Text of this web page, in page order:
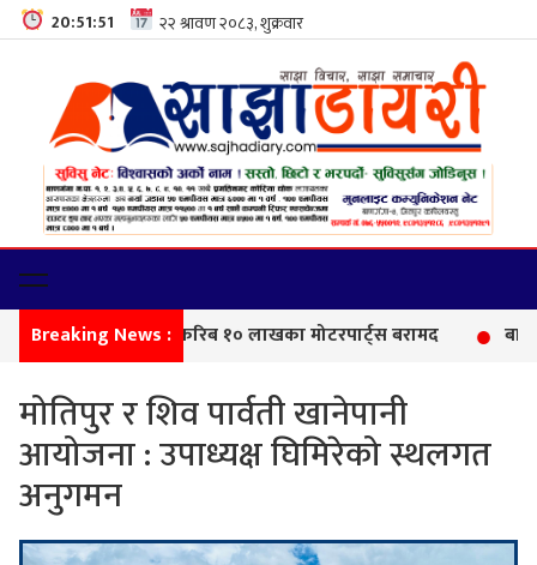
20:51:52
Breaking News : सीमा
मोतिपुर र शिव पार्वती खानेपानी
आयोजना : उपाध्यक्ष घिमिरेको स्थलगत
अनुगमन